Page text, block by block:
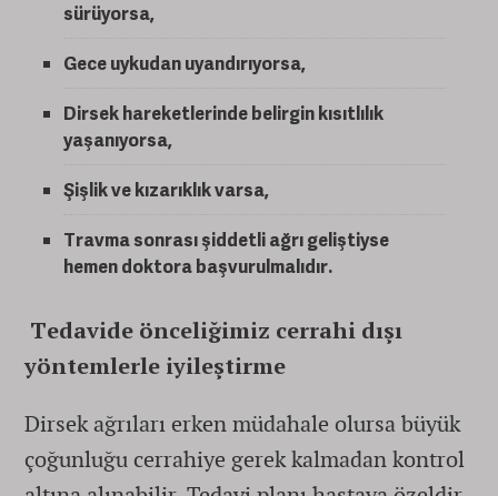
sürüyorsa,
Gece uykudan uyandırıyorsa,
Dirsek hareketlerinde belirgin kısıtlılık
yaşanıyorsa,
Şişlik ve kızarıklık varsa,
Travma sonrası şiddetli ağrı geliştiyse
hemen doktora başvurulmalıdır.
Tedavide önceliğimiz cerrahi dışı
yöntemlerle iyileştirme
Dirsek ağrıları erken müdahale olursa büyük
çoğunluğu cerrahiye gerek kalmadan kontrol